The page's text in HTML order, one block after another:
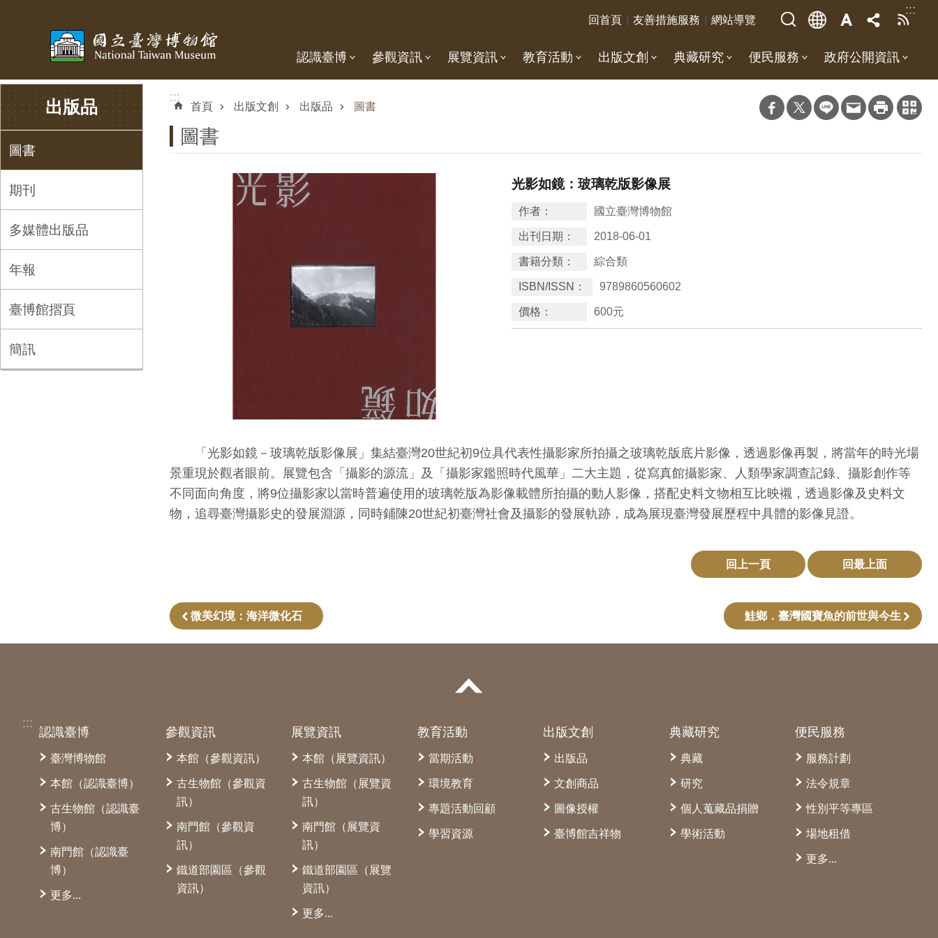
:::
回首頁 友善措施服務 網站導覽
認識臺博 參觀資訊 展覽資訊 教育活動 出版文創 典藏研究 便民服務 政府公開資訊
出版品
圖書
期刊
多媒體出版品
年報
臺博館摺頁
簡訊
:::
首頁 出版文創 出版品 圖書
圖書
光影如鏡：玻璃乾版影像展
作者： 國立臺灣博物館
出刊日期： 2018-06-01
書籍分類： 綜合類
ISBN/ISSN： 9789860560602
價格： 600元
「光影如鏡－玻璃乾版影像展」集結臺灣20世紀初9位具代表性攝影家所拍攝之玻璃乾版底片影像，透過影像再製，將當年的時光場
景重現於觀者眼前。展覽包含「攝影的源流」及「攝影家鑑照時代風華」二大主題，從寫真館攝影家、人類學家調查記錄、攝影創作等
不同面向角度，將9位攝影家以當時普遍使用的玻璃乾版為影像載體所拍攝的動人影像，搭配史料文物相互比映襯，透過影像及史料文
物，追尋臺灣攝影史的發展淵源，同時鋪陳20世紀初臺灣社會及攝影的發展軌跡，成為展現臺灣發展歷程中具體的影像見證。
回上一頁 回最上面
微美幻境：海洋微化石 鮭鄉．臺灣國寶魚的前世與今生
:::
認識臺博
臺灣博物館
本館（認識臺博）
古生物館（認識臺
博）
南門館（認識臺
博）
更多...
參觀資訊
本館（參觀資訊）
古生物館（參觀資
訊）
南門館（參觀資
訊）
鐵道部園區（參觀
資訊）
展覽資訊
本館（展覽資訊）
古生物館（展覽資
訊）
南門館（展覽資
訊）
鐵道部園區（展覽
資訊）
更多...
教育活動
當期活動
環境教育
專題活動回顧
學習資源
出版文創
出版品
文創商品
圖像授權
臺博館吉祥物
典藏研究
典藏
研究
個人蒐藏品捐贈
學術活動
便民服務
服務計劃
法令規章
性別平等專區
場地租借
更多...